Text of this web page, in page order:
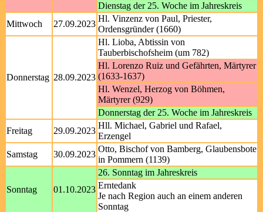
Dienstag der 25. Woche im Jahreskreis
Mittwoch
27.09.2023
Hl. Vinzenz von Paul, Priester,
Ordensgründer (1660)
Donnerstag 28.09.2023
Hl. Lioba, Abtissin von
Tauberbischofsheim (um 782)
Hl. Lorenzo Ruiz und Gefährten, Märtyrer
(1633-1637)
Hl. Wenzel, Herzog von Böhmen,
Märtyrer (929)
Donnerstag der 25. Woche im Jahreskreis
Freitag
29.09.2023
Hll. Michael, Gabriel und Rafael,
Erzengel
Samstag
30.09.2023
Otto, Bischof von Bamberg, Glaubensbote
in Pommern (1139)
Sonntag 01.10.2023
26. Sonntag im Jahreskreis
Erntedank
Je nach Region auch an einem anderen
Sonntag